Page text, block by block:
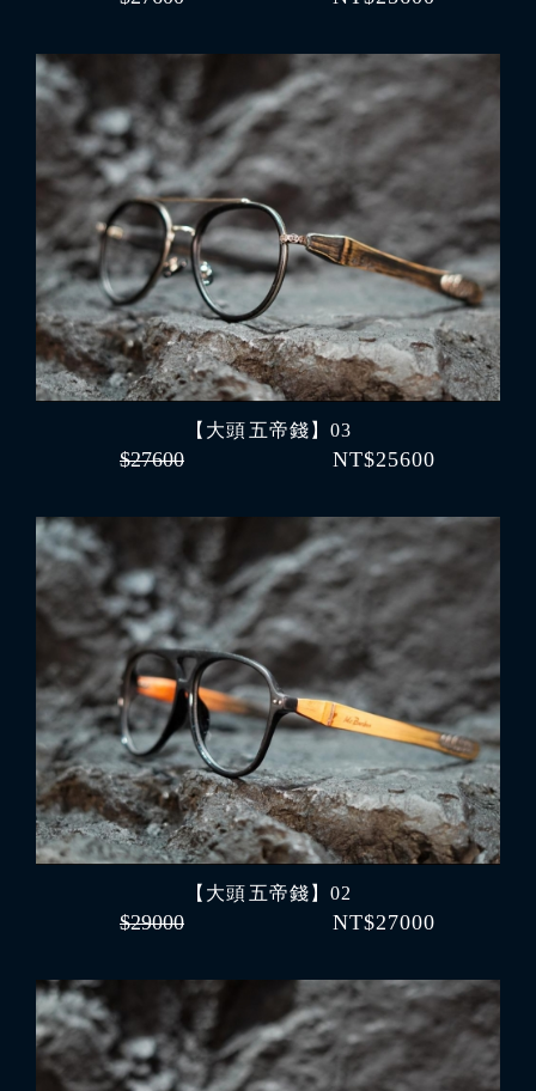
【大頭 五帝錢】03
$27600 NT$25600
【大頭 五帝錢】02
$29000 NT$27000